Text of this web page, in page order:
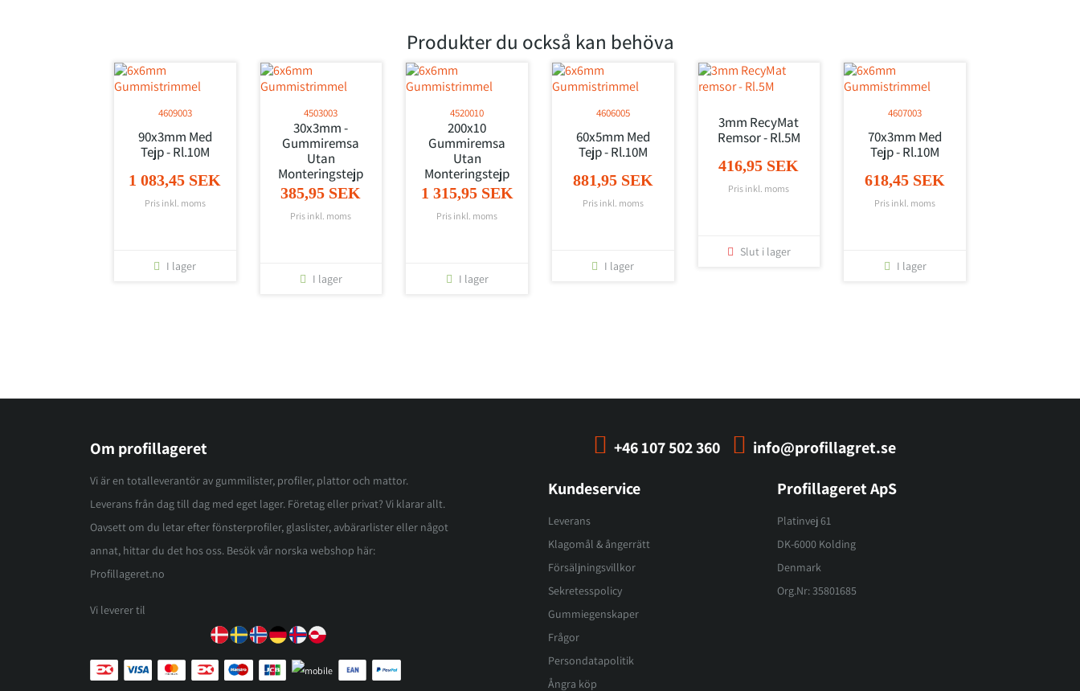
Produkter du också kan behöva
4609003
90x3mm Med
Tejp - Rl.10M
1 083,45 SEK
Pris inkl. moms
I lager
4503003
30x3mm -
Gummiremsa
Utan
Monteringstejp
385,95 SEK
Pris inkl. moms
I lager
4520010
200x10
Gummiremsa
Utan
Monteringstejp
1 315,95 SEK
Pris inkl. moms
I lager
4606005
60x5mm Med
Tejp - Rl.10M
881,95 SEK
Pris inkl. moms
I lager
3mm RecyMat
Remsor - Rl.5M
416,95 SEK
Pris inkl. moms
Slut i lager
4607003
70x3mm Med
Tejp - Rl.10M
618,45 SEK
Pris inkl. moms
I lager
+46 107 502 360 info@profillagret.se
Om profillageret
Vi är en totalleverantör av gummilister, profiler, plattor och mattor.
Leverans från dag till dag med eget lager. Företag eller privat? Vi klarar allt.
Oavsett om du letar efter fönsterprofiler, glaslister, avbärarlister eller något
annat, hittar du det hos oss. Besök vår norska webshop här:
Profillageret.no
Vi leverer til
Kundeservice
Leverans
Klagomål & ångerrätt
Försäljningsvillkor
Sekretesspolicy
Gummiegenskaper
Frågor
Persondatapolitik
Ångra köp
Profillageret ApS
Platinvej 61
DK-6000 Kolding
Denmark
Org.Nr: 35801685